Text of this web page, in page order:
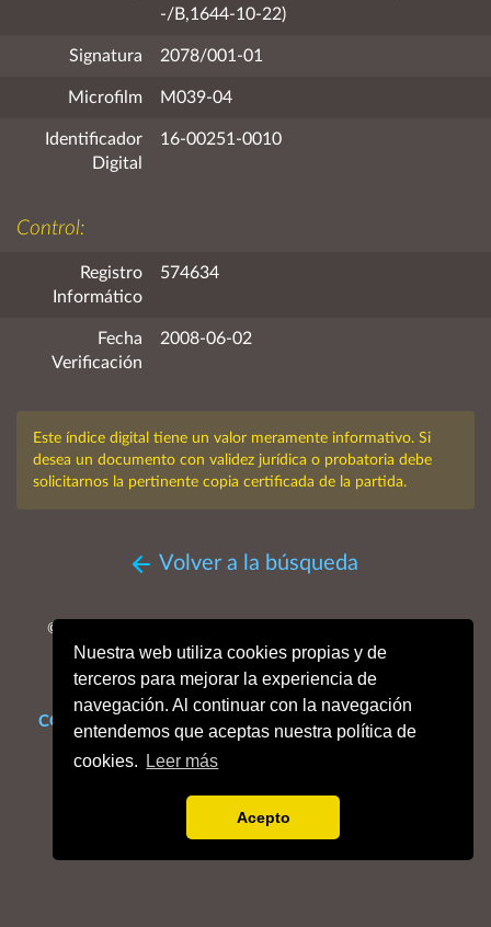
Nuestra web utiliza cookies propias y de
terceros para mejorar la experiencia de
navegación. Al continuar con la navegación
entendemos que aceptas nuestra política de
cookies.
Leer más
Acepto
-/B,1644-10-22)
Signatura 2078/001-01
Microfilm M039-04
Identificador
Digital
16-00251-0010
Control:
Registro
Informático
574634
Fecha
Verificación
2008-06-02
Este índice digital tiene un valor meramente informativo. Si
desea un documento con validez jurídica o probatoria debe
solicitarnos la pertinente copia certificada de la partida.
Volver a la búsqueda
© MMXXVI. Obispado de San Sebastián, Archivo Histórico
Diocesano.
Todos los derechos reservados.
CONTACTO Enlaces de interés
Dónde estamos
Aviso legal
Política de cookies